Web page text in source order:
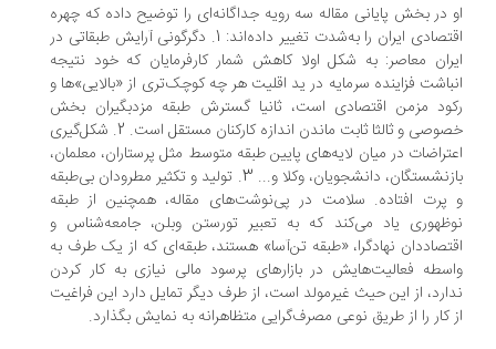
او در بخش پایانی مقاله سه رویه جداگانه‌ای را توضیح داده که چهره
اقتصادی ایران را به‌شدت تغییر داده‌اند: 1. دگرگونی آرایش طبقاتی در
ایران معاصر: به شکل اولا کاهش شمار کارفرمایان که خود نتیجه
انباشت فزاینده سرمایه در ید اقلیت هر چه کوچک‌تری از «بالایی»ها و
رکود مزمن اقتصادی است، ثانیا گسترش طبقه مزدبگیران بخش
خصوصی و ثالثا ثابت ماندن اندازه کارکنان مستقل است. 2. شکل‌گیری
اعتراضات در میان لایه‌های پایین طبقه متوسط مثل پرستاران، معلمان،
بازنشستگان، دانشجویان، وکلا و... 3. تولید و تکثیر مطرودان بی‌طبقه
و پرت افتاده. سلامت در پی‌نوشت‌های مقاله، همچنین از طبقه
نوظهوری یاد می‌کند که به تعبیر تورستن وبلن، جامعه‌شناس و
اقتصاددان نهادگرا، «طبقه تن‌آسا» هستند، طبقه‌ای که از یک طرف به
واسطه فعالیت‌هایش در بازارهای پرسود مالی نیازی به کار کردن
ندارد، از این حیث غیرمولد است، از طرف دیگر تمایل دارد این فراغیت
از کار را از طریق نوعی مصرف‌گرایی متظاهرانه به نمایش بگذارد.